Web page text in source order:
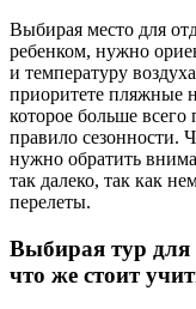
Выбирая место для
ребенком, нужно
и температуру
приоритете пляжные
которое больше
правило сезонности.
нужно обратить
так далеко, так как
перелеты.
Выбирая тур для
что же стоит